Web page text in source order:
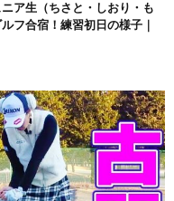
ア生（ちさと・しおり・も
フ合宿！練習初日の様子｜